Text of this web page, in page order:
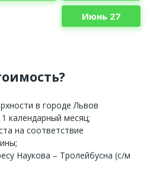
Июнь 27
в городе Львов
календарный месяц;
на соответствие
Наукова – Тролейбусна (с/м